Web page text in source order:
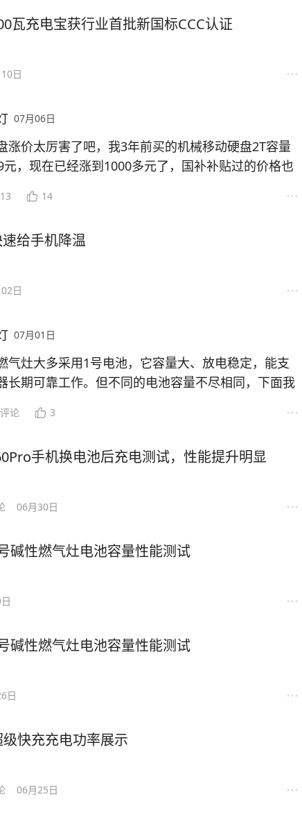
瓦充电宝获行业首批新国标CCC认证
日
07月06日
涨价太厉害了吧，我3年前买的机械移动硬盘2T容量
元，现在已经涨到1000多元了，国补补贴过的价格也
理？
13 14
给手机降温
日
07月01日
气灶大多采用1号电池，它容量大、放电稳定，能支
长期可靠工作。但不同的电池容量不尽相同，下面我
期7年，该电池以0.5A大电流放电容量均值为8053
，性价比约1394mAh/元。
评论 3
手机换电池后充电测试，性能提升明显
06月30日
碱性燃气灶电池容量性能测试
碱性燃气灶电池容量性能测试
日
快充充电功率展示
06月25日